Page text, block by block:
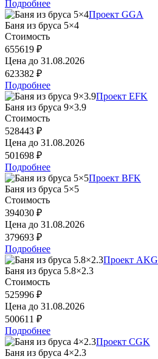
Подробнее
Проект GGA
Баня из бруса 5×4
Стоимость
655619 ₽
Цена до 31.08.2026
623382 ₽
Подробнее
Проект EFK
Баня из бруса 9×3.9
Стоимость
528443 ₽
Цена до 31.08.2026
501698 ₽
Подробнее
Проект BFK
Баня из бруса 5×5
Стоимость
394030 ₽
Цена до 31.08.2026
379693 ₽
Подробнее
Проект AKG
Баня из бруса 5.8×2.3
Стоимость
525996 ₽
Цена до 31.08.2026
500611 ₽
Подробнее
Проект CGK
Баня из бруса 4×2.3